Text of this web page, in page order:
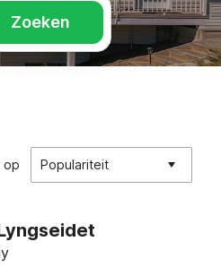
Zoeken
op Populariteit